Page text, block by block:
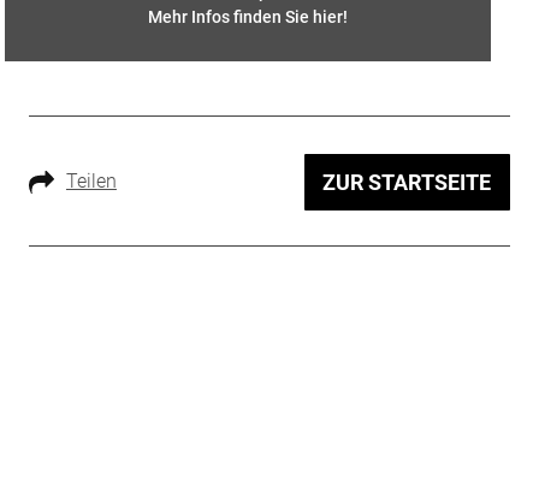
Mehr Infos finden Sie hier!
Teilen ZUR STARTSEITE